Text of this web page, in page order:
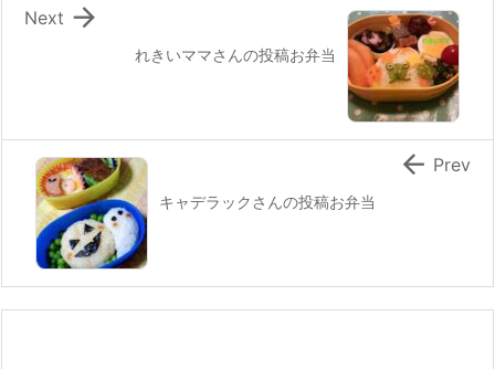
れきいママさんの投稿お弁当

Next
キャデラックさんの投稿お弁当
 Prev